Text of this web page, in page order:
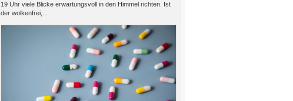
19 Uhr viele Blicke erwartungsvoll in den Himmel richten. Ist
der wolkenfrei,...